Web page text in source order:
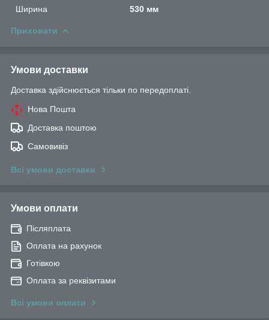
Ширина
530 мм
Приховати
Умови доставки
Доставка здійснюється тільки по передоплаті.
Нова Пошта
Доставка поштою
Самовивіз
Всі умови доставки
Умови оплати
Післяплата
Оплата на рахунок
Готівкою
Оплата за реквізитами
Всі умови оплати